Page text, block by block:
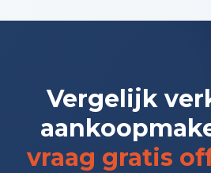
Vergelijk
vraag gratis